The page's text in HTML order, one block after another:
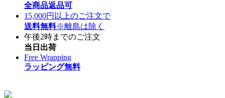
全商品返品可
15,000円以上のご注文で
送料無料※離島は除く
午後2時までのご注文
当日出荷
Free Wrapping
ラッピング無料